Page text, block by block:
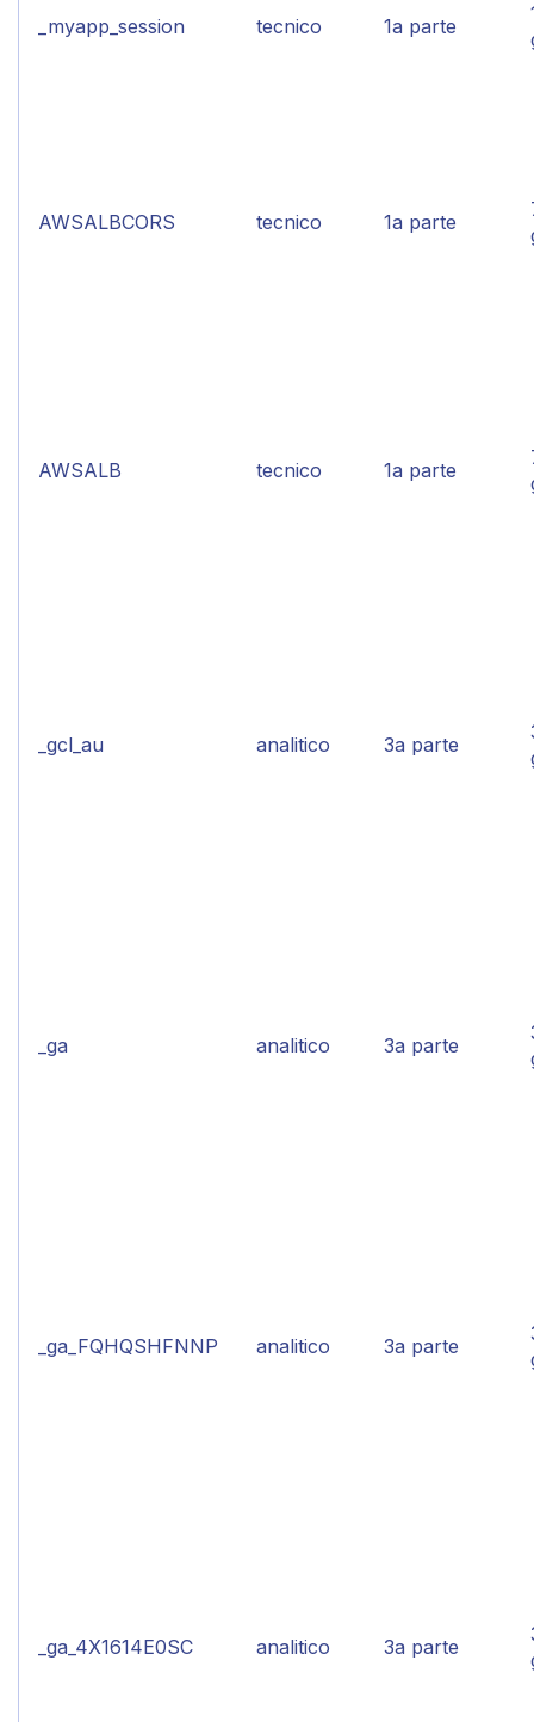
_myapp_session tecnico 1a parte
AWSALBCORS tecnico 1a parte
AWSALB tecnico 1a parte
_gcl_au analitico 3a parte
_ga analitico 3a parte
_ga_FQHQSHFNNP analitico 3a parte
_ga_4X1614E0SC analitico 3a parte